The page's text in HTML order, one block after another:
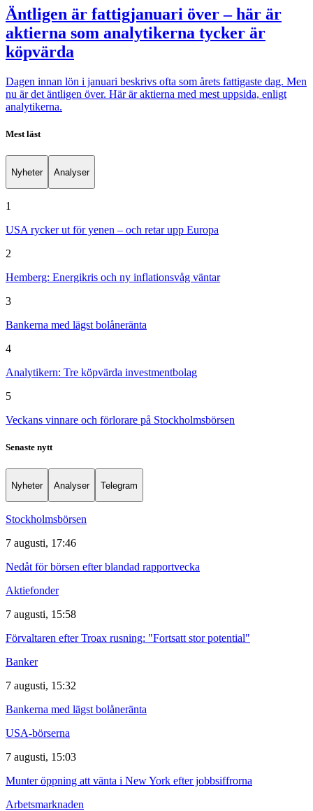
Äntligen är fattigjanuari över – här är
aktierna som analytikerna tycker är
köpvärda
Dagen innan lön i januari beskrivs ofta som årets fattigaste dag. Men
nu är det äntligen över. Här är aktierna med mest uppsida, enligt
analytikerna.
Mest läst
Nyheter Analyser
1
USA rycker ut för yenen – och retar upp Europa
2
Hemberg: Energikris och ny inflationsvåg väntar
3
Bankerna med lägst bolåneränta
4
Analytikern: Tre köpvärda investmentbolag
5
Veckans vinnare och förlorare på Stockholmsbörsen
Senaste nytt
Nyheter Analyser Telegram
Stockholmsbörsen
7 augusti, 17:46
Nedåt för börsen efter blandad rapportvecka
Aktiefonder
7 augusti, 15:58
Förvaltaren efter Troax rusning: "Fortsatt stor potential"
Banker
7 augusti, 15:32
Bankerna med lägst bolåneränta
USA-börserna
7 augusti, 15:03
Munter öppning att vänta i New York efter jobbsiffrorna
Arbetsmarknaden